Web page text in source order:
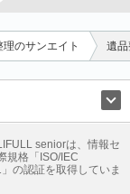
理のサンエイト 遺
の就労支援
暮らし情報
seniorは、情報セ
規格「ISO/IEC
の認証を取得していま